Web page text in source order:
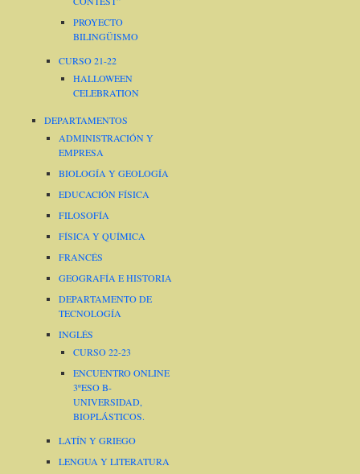
PROYECTO
BILINGÜISMO
CURSO 21-22
HALLOWEEN
CELEBRATION
DEPARTAMENTOS
ADMINISTRACIÓN Y
EMPRESA
BIOLOGÍA Y GEOLOGÍA
EDUCACIÓN FÍSICA
FILOSOFÍA
FÍSICA Y QUÍMICA
FRANCÉS
GEOGRAFÍA E HISTORIA
DEPARTAMENTO DE
TECNOLOGÍA
INGLÉS
CURSO 22-23
ENCUENTRO ONLINE
3ºESO B-
UNIVERSIDAD,
BIOPLÁSTICOS.
LATÍN Y GRIEGO
LENGUA Y LITERATURA